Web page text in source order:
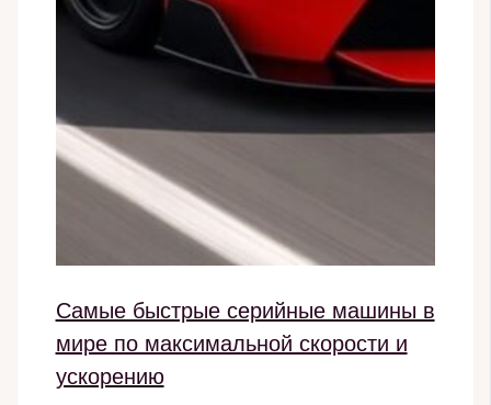
Самые быстрые серийные машины в
мире по максимальной скорости и
ускорению